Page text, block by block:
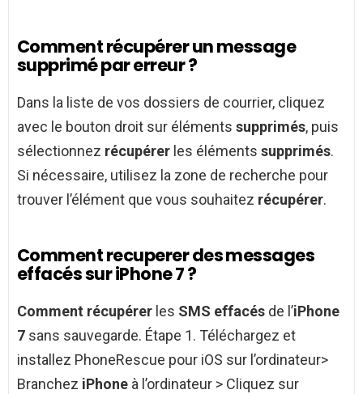
Comment récupérer un message
supprimé par erreur ?
Dans la liste de vos dossiers de courrier, cliquez
avec le bouton droit sur éléments supprimés, puis
sélectionnez récupérer les éléments supprimés.
Si nécessaire, utilisez la zone de recherche pour
trouver l’élément que vous souhaitez récupérer.
Comment recuperer des messages
effacés sur iPhone 7 ?
Comment récupérer les SMS effacés de l’iPhone
7 sans sauvegarde. Étape 1. Téléchargez et
installez PhoneRescue pour iOS sur l’ordinateur>
Branchez iPhone à l’ordinateur > Cliquez sur